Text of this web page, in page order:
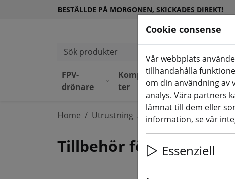
BESTÄLLDE PÅ MORGONEN, SKICKADES DIREKT!
Sök produkter
FPV-
drönare
Komponen
ter
Utrustni
ng(aktuelle
Home Utrustning RC-fjärrkontroll RC-
Tillbehör för RC-
Cookie consense
Vår webbplats
tillhandahålla
om din användning av
analys. Våra partners
lämnat till dem eller
information, se vår
Essenziell